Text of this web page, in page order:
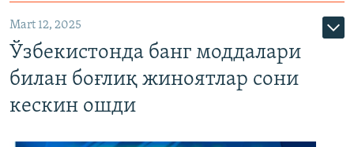
Mart 12, 2025
Ўзбекистонда банг моддалари
билан боғлиқ жиноятлар сони
кескин ошди